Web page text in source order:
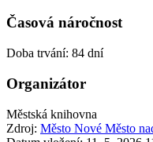
Časová náročnost
Doba trvání: 84 dní
Organizátor
Městská knihovna
Zdroj: Město Nové Město